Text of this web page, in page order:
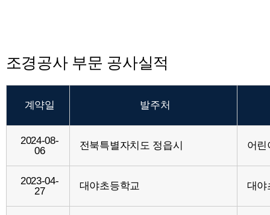
조경공사 부문 공사실적
계약일 발주처
2024-08-
06
전북특별자치도 정읍시 어린
2023-04-
27
대야초등학교 대야